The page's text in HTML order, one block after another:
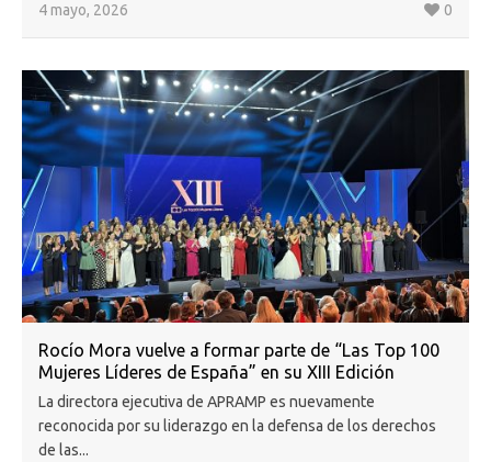
4 mayo, 2026 0
Rocío Mora vuelve a formar parte de “Las Top 100
Mujeres Líderes de España” en su XIII Edición
La directora ejecutiva de APRAMP es nuevamente
reconocida por su liderazgo en la defensa de los derechos
de las...